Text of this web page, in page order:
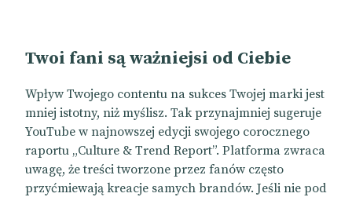
Twoi fani są ważniejsi od Ciebie
Wpływ Twojego contentu na sukces Twojej marki jest
mniej istotny, niż myślisz. Tak przynajmniej sugeruje
YouTube w najnowszej edycji swojego corocznego
raportu „Culture & Trend Report”. Platforma zwraca
uwagę, że treści tworzone przez fanów często
przyćmiewają kreacje samych brandów. Jeśli nie pod